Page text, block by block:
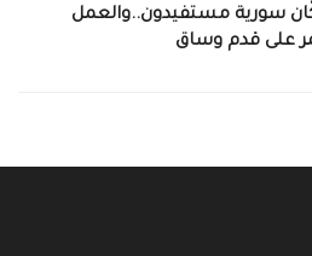
من سكّان سورية مستفيدون..والعمل
على قدم وساق